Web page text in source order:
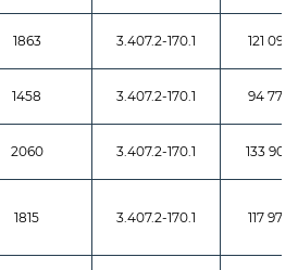
1863 3.407.2-170.1 121 095
1458 3.407.2-170.1 94 770
2060 3.407.2-170.1 133 900
1815 3.407.2-170.1 117 975